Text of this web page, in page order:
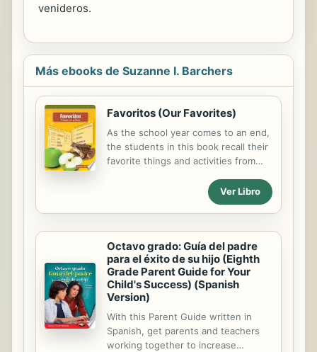
venideros.
Más ebooks de Suzanne I. Barchers
Favoritos (Our Favorites)
As the school year comes to an end,
the students in this book recall their
favorite things and activities from
to record and show their favorites.
Join them as they relive their
experiences through the year.
Ver Libro
Octavo grado: Guía del padre
para el éxito de su hijo (Eighth
Grade Parent Guide for Your
Child's Success) (Spanish
Version)
With this Parent Guide written in
Spanish, get parents and teachers
working together to increase